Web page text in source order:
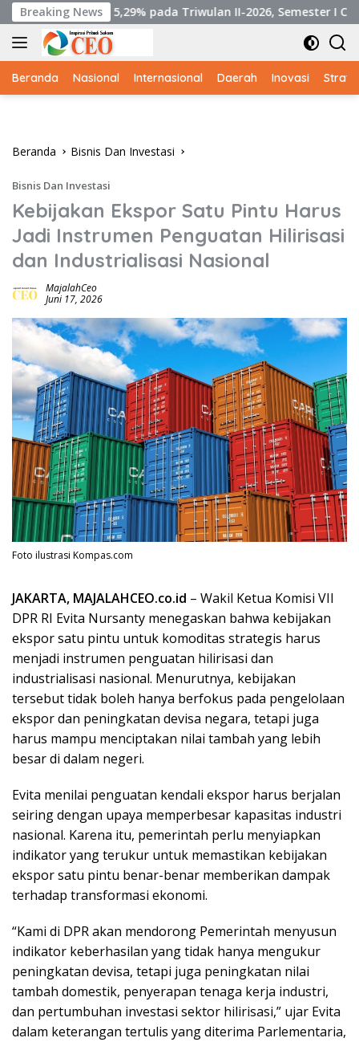
Langsung
ke
konten
Breaking News
5,29% pada Triwulan II-2026, Semester I Catat Pertumbuhan
Beranda Nasional Internasional Daerah Inovasi
Beranda Bisnis Dan Investasi
Bisnis Dan Investasi
Kebijakan Ekspor Satu Pintu Harus
Jadi Instrumen Penguatan Hilirisasi
dan Industrialisasi Nasional
MajalahCeo
Juni 17, 2026
Foto ilustrasi Kompas.com
JAKARTA, MAJALAHCEO.co.id – Wakil Ketua Komisi VII
DPR RI Evita Nursanty menegaskan bahwa kebijakan
ekspor satu pintu untuk komoditas strategis harus
menjadi instrumen penguatan hilirisasi dan
industrialisasi nasional. Menurutnya, kebijakan
tersebut tidak boleh hanya berfokus pada pengelolaan
ekspor dan peningkatan devisa negara, tetapi juga
harus mampu menciptakan nilai tambah yang lebih
besar di dalam negeri.
Evita menilai penguatan kendali ekspor harus berjalan
seiring dengan upaya memperbesar kapasitas industri
nasional. Karena itu, pemerintah perlu menyiapkan
indikator yang terukur untuk memastikan kebijakan
ekspor satu pintu benar-benar memberikan dampak
terhadap transformasi ekonomi.
“Kami di DPR akan mendorong Pemerintah menyusun
indikator keberhasilan yang tidak hanya mengukur
peningkatan devisa, tetapi juga peningkatan nilai
tambah domestik, penyerapan tenaga kerja industri,
dan pertumbuhan investasi sektor hilirisasi,” ujar Evita
dalam keterangan tertulis yang diterima Parlementaria,